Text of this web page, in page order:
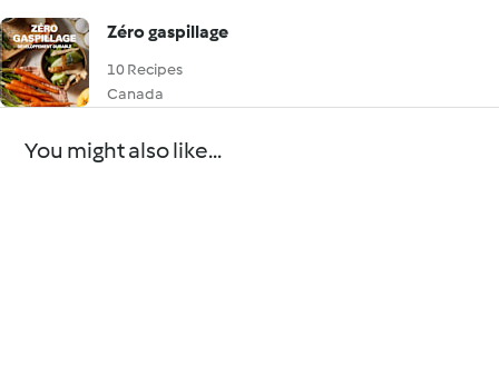
Zéro gaspillage
10 Recipes
Canada
You might also like...